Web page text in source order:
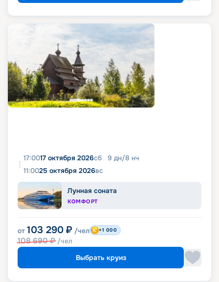
17:0017 октября 2026сб 9 дн/8 нч
11:0025 октября 2026вс
Лунная соната
КОМФОРТ
от 103 290 ₽ /чел
108 690₽ /чел
+1 000
Выбрать круиз